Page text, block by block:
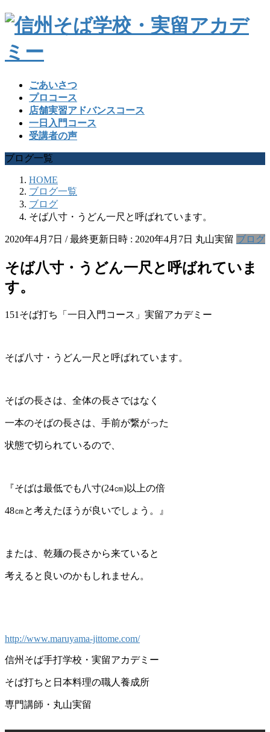
ごあいさつ
プロコース
店舗実習アドバンスコース
一日入門コース
受講者の声
ブログ一覧
HOME
ブログ一覧
ブログ
そば八寸・うどん一尺と呼ばれています。
2020年4月7日 / 最終更新日時 : 2020年4月7日 丸山実留 ブログ
そば八寸・うどん一尺と呼ばれていま
す。
151そば打ち「一日入門コース」実留アカデミー
そば八寸・うどん一尺と呼ばれています。
そばの長さは、全体の長さではなく
一本のそばの長さは、手前が繋がった
状態で切られているので、
『そばは最低でも八寸(24㎝)以上の倍
48㎝と考えたほうが良いでしょう。』
または、乾麺の長さから来ていると
考えると良いのかもしれません。
http://www.maruyama-jittome.com/
信州そば手打学校・実留アカデミー
そば打ちと日本料理の職人養成所
専門講師・丸山実留